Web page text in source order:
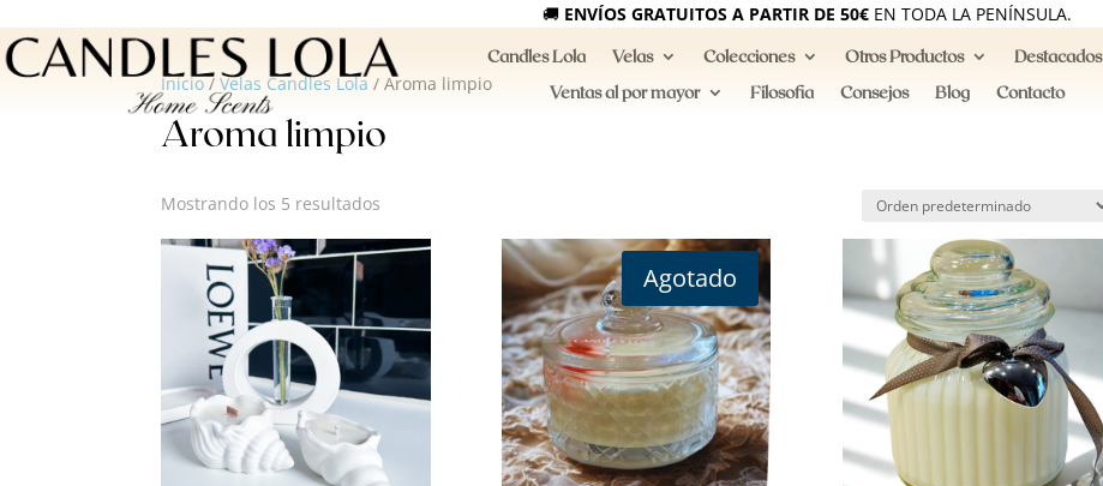
🚚 ENVÍOS GRATUITOS A PARTIR DE 50€EN TODA LA PENÍNSULA.
Candles Lola Velas Colecciones Otros Productos
Destacados
Ventas al por mayor
Filosofia Consejos Blog Contacto
Inicio/Velas Candles Lola / Aroma limpio
Aroma limpio
Mostrando los 5 resultados
Agotado